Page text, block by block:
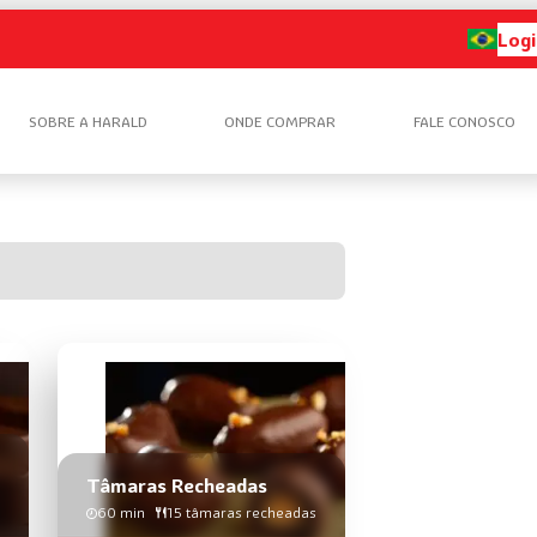
SOBRE A HARALD ONDE COMPRAR FALE CONOSCO
Tâmaras Recheadas
60 min 15 tâmaras recheadas